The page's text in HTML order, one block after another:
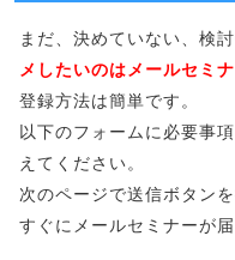
まだ、決めていない、検
メしたいのはメールセミ
登録方法は簡単です。
以下のフォームに必要事
えてください。
次のページで送信ボタン
すぐにメールセミナーが届